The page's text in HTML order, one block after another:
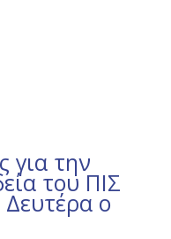
για την
του ΠΙΣ
Δευτέρα ο